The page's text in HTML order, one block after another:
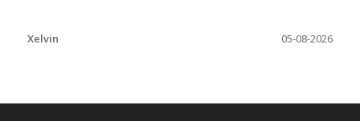
05-08-2026
Xelvin